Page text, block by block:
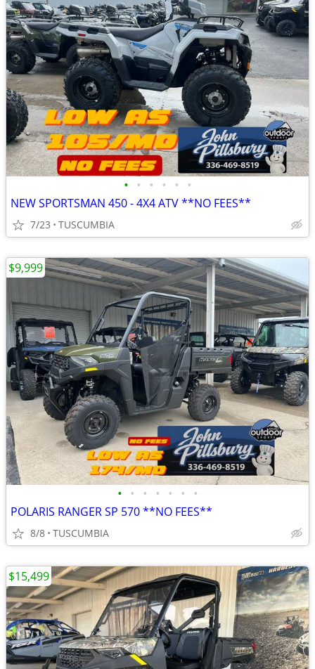
• • • • • •
NEW SPORTSMAN 450 - 4X4 ATV **NO FEES**
7/23 TUSCUMBIA
• • • • • • •
POLARIS RANGER SP 570 **NO FEES**
8/8 TUSCUMBIA
$9,999
$15,499